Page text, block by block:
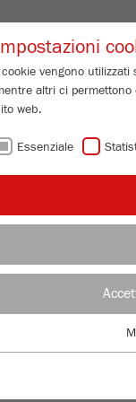
cookie vengono
altri ci
web.
Essenziale
I cookie essenziali
/ soluzioni